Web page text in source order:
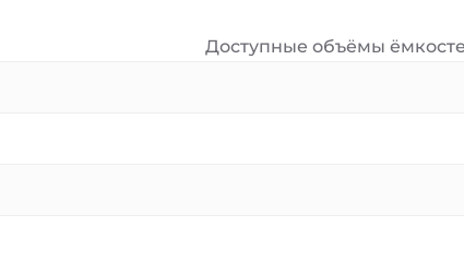
Доступные объёмы